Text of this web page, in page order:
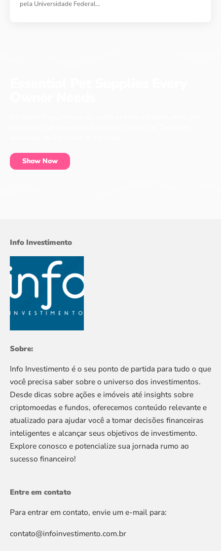
pela Universidade Federal…
Show Now
Info Investimento
Sobre:
Info Investimento é o seu ponto de partida para tudo o que
você precisa saber sobre o universo dos investimentos.
Desde dicas sobre ações e imóveis até insights sobre
criptomoedas e fundos, oferecemos conteúdo relevante e
atualizado para ajudar você a tomar decisões financeiras
inteligentes e alcançar seus objetivos de investimento.
Explore conosco e potencialize sua jornada rumo ao
sucesso financeiro!
Entre em contato
Para entrar em contato, envie um e-mail para:
contato@infoinvestimento.com.br